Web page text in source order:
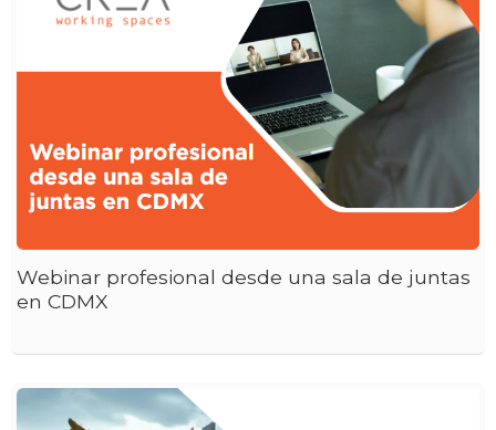
Webinar profesional desde una sala de juntas
en CDMX